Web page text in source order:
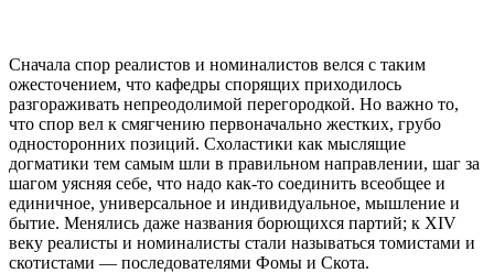
Сначала спор реалистов и номиналистов велся с таким
ожесточением, что кафедры спорящих приходилось
разгораживать непреодолимой перегородкой. Но важно то,
что спор вел к смягчению первоначально жестких, грубо
односторонних позиций. Схоластики как мыслящие
догматики тем самым шли в правильном направлении, шаг за
шагом уясняя себе, что надо как-то соединить всеобщее и
единичное, универсальное и индивидуальное, мышление и
бытие. Менялись даже названия борющихся партий; к XIV
веку реалисты и номиналисты стали называться томистами и
скотистами — последователями Фомы и Скота.